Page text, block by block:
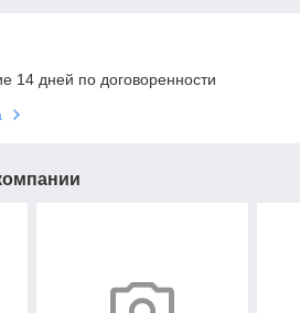
14 дней по договоренности